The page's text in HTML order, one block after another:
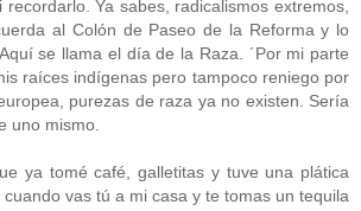
recordarlo. Ya sabes, radicalismos extremos,
al Colón de Paseo de la Reforma y lo
se llama el día de la Raza. ´Por mi parte
raíces indígenas pero tampoco reniego por
purezas de raza ya no existen. Sería
uno mismo.
ya tomé café, galletitas y tuve una plática
vas tú a mi casa y te tomas un tequila